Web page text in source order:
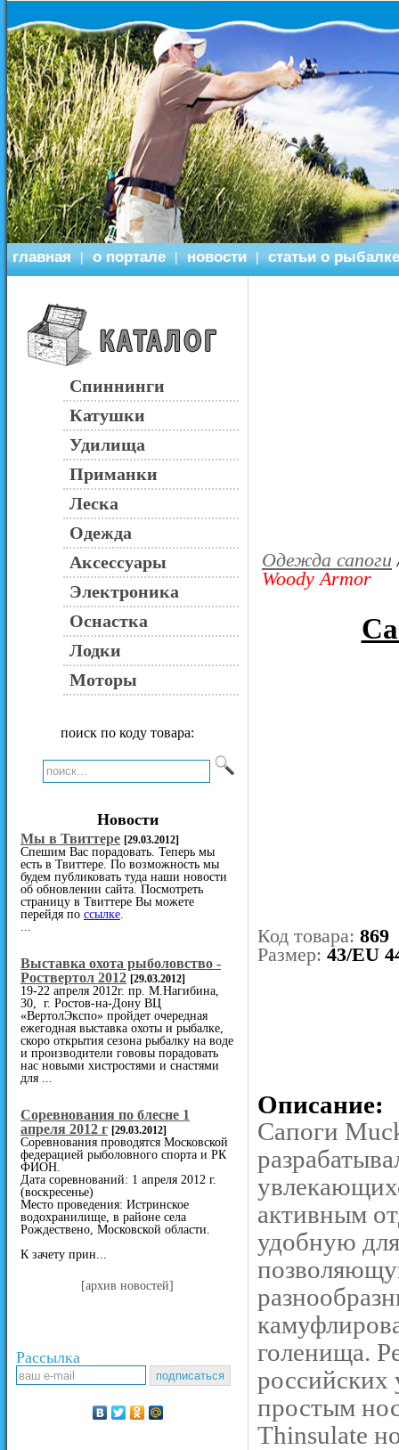
главная | о портале | новости | статьи о рыбалке
Спиннинги
Катушки
Удилища
Приманки
Леска
Одежда
Аксессуары
Электроника
Оснастка
Лодки
Моторы
поиск по коду товара:
Новости
Мы в Твиттере [29.03.2012]
Спешим Вас порадовать. Теперь мы
есть в Твиттере. По возможность мы
будем публиковать туда наши новости
об обновлении сайта. Посмотреть
страницу в Твиттере Вы можете
перейдя по ссылке
Выставка охота рыболовство -
Роствертол 2012 [29.03.2012]
19-22 апреля 2012г. пр. М.Нагибина,
30, г. Ростов-на-Дону ВЦ
«ВертолЭкспо» пройдет очередная
ежегодная выставка охоты и рыбалке,
скоро открытия сезона рыбалку на воде
и производители гововы порадовать
нас новыми хистростями и снастями
для ...
Cоревнования по блесне 1
апреля 2012 г [29.03.2012]
Соревнования проводятся Московской
федерацией рыболовного спорта и РК
ФИОН.
Дата соревнований: 1 апреля 2012 г.
(воскресенье)
Место проведения: Истринское
водохранилище, в районе села
Рождествено, Московской области.
К зачету прин...
[архив новостей]
Рассылка
Одежда сапоги
Woody Armor
Код товара: 869
Размер: 43/EU
Описание:
Сапоги
активным
удобную
голенища.
российских
простым
Thinsulate